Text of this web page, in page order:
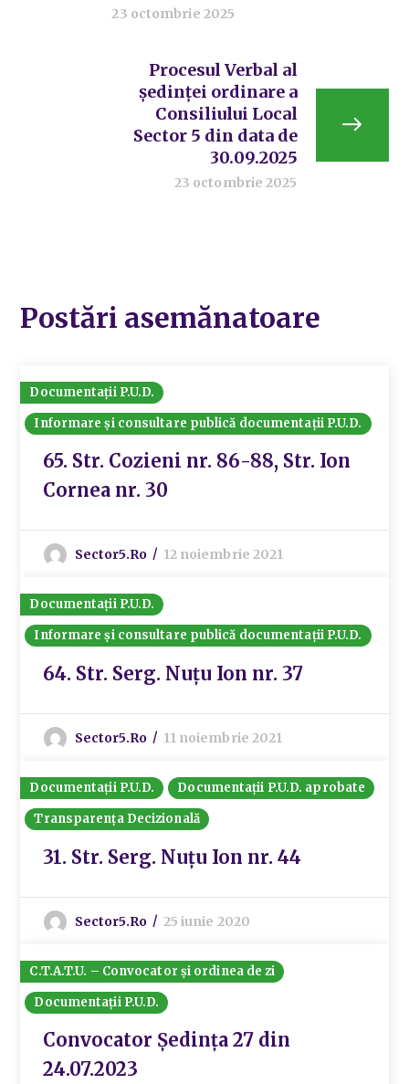
23 octombrie 2025
Procesul Verbal al
ședinței ordinare a
Consiliului Local
Sector 5 din data de
30.09.2025
23 octombrie 2025
Postări asemănatoare
Documentații P.U.D.
Informare și consultare publică documentații P.U.D.
65. Str. Cozieni nr. 86-88, Str. Ion
Cornea nr. 30
Sector5.ro 12 noiembrie 2021
Documentații P.U.D.
Informare și consultare publică documentații P.U.D.
64. Str. Serg. Nuțu Ion nr. 37
Sector5.ro 11 noiembrie 2021
Documentații P.U.D.
Documentații P.U.D. aprobate
Transparența Decizională
31. Str. Serg. Nuțu Ion nr. 44
Sector5.ro 25 iunie 2020
C.T.A.T.U. – Convocator și ordinea de zi
Documentații P.U.D.
Convocator Ședința 27 din
24.07.2023